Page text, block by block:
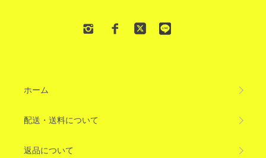
ホーム
配送・送料について
返品について